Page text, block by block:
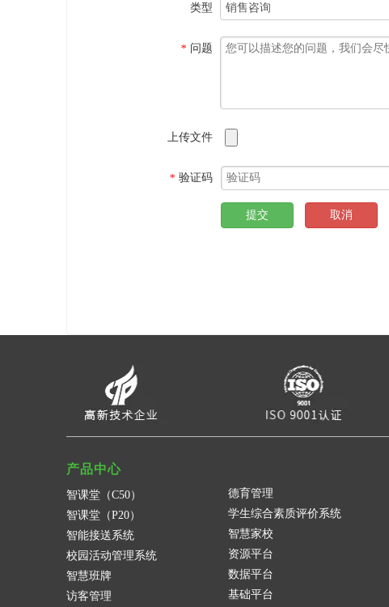
类型
* 问题
上传文件
* 验证码
提交 取消
产品中心
智课堂（C50）
智课堂（P20）
智能接送系统
校园活动管理系统
智慧班牌
访客管理
德育管理
学生综合素质评价系统
智慧家校
资源平台
数据平台
基础平台